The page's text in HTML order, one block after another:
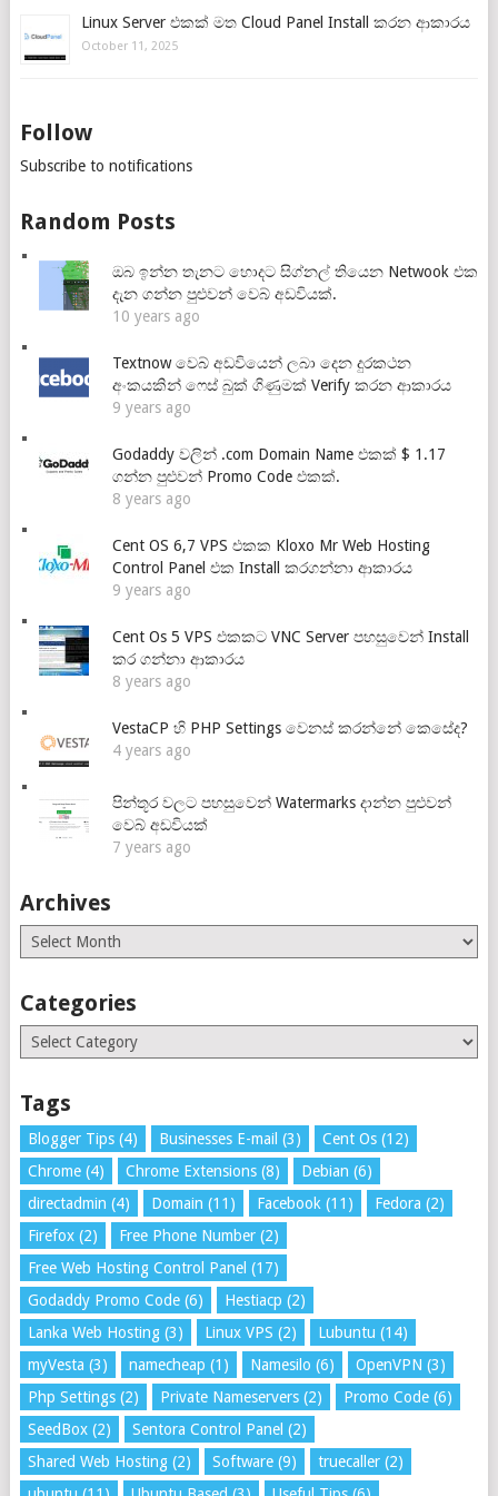
Linux Server එකක් මත Cloud Panel Install කරන ආකාරය
October 11, 2025
Follow
Subscribe to notifications
Random Posts
ඔබ ඉන්න තැනට හොදට සිග්නල් තියෙන Netwook එක
දැන ගන්න පුළුවන් වෙබ් අඩවියක්.
10 years ago
Textnow වෙබ් අඩවියෙන් ලබා දෙන දුරකථන
අංකයකින් ෆෙස් බුක් ගිණුමක් Verify කරන ආකාරය
9 years ago
Godaddy වලින් .com Domain Name එකක් $ 1.17
ගන්න පුළුවන් Promo Code එකක්.
8 years ago
Cent OS 6,7 VPS එකක Kloxo Mr Web Hosting
Control Panel එක Install කරගන්නා ආකාරය
9 years ago
Cent Os 5 VPS එකකට VNC Server පහසුවෙන් Install
කර ගන්නා ආකාරය
8 years ago
VestaCP හි PHP Settings වෙනස් කරන්නේ කෙසේද?
4 years ago
පින්තූර වලට පහසුවෙන් Watermarks දාන්න පුළුවන්
වෙබ් අඩවියක්
7 years ago
Archives
Archives
Categories
Categories
Tags
Blogger Tips(4) Businesses E-mail (3) Cent Os(12)
Chrome(4) Chrome Extensions(8) Debian (6)
directadmin (4) Domain (11) Facebook (11) Fedora (2)
Firefox(2) Free Phone Number(2)
Free Web Hosting Control Panel (17)
Godaddy Promo Code(6) Hestiacp (2)
Lanka Web Hosting(3) Linux VPS (2) Lubuntu (14)
myVesta (3) namecheap (1) Namesilo (6) OpenVPN (3)
Php Settings(2) Private Nameservers(2) Promo Code(6)
SeedBox(2) Sentora Control Panel (2)
Shared Web Hosting(2) Software(9) truecaller(2)